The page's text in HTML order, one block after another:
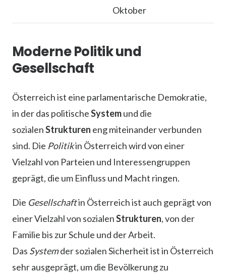
Oktober
Moderne Politik und
Gesellschaft
Österreich ist eine parlamentarische Demokratie,
in der das politischeSystemund die
sozialenStrukturen eng miteinander verbunden
sind. Die Politikin Österreich wird von einer
Vielzahl von Parteien und Interessengruppen
geprägt, die um Einfluss und Macht ringen.
Die Gesellschaftin Österreich ist auch geprägt von
einer Vielzahl von sozialenStrukturen, von der
Familie bis zur Schule und der Arbeit.
Das Systemder sozialen Sicherheit ist in Österreich
sehr ausgeprägt, um die Bevölkerung zu